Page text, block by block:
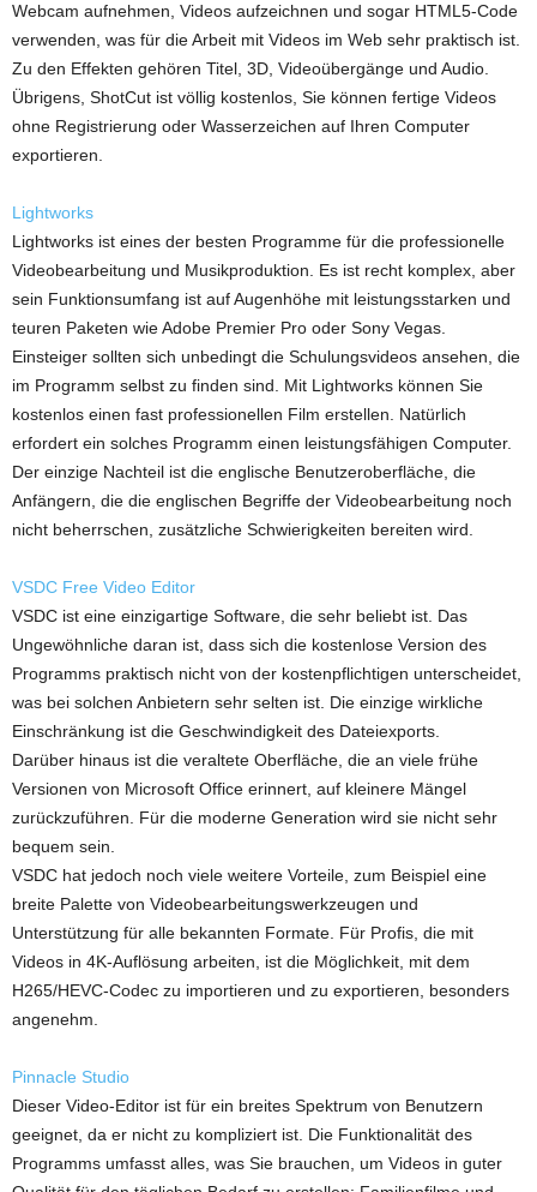
Webcam aufnehmen, Videos aufzeichnen und sogar HTML5-Code
verwenden, was für die Arbeit mit Videos im Web sehr praktisch ist.
Zu den Effekten gehören Titel, 3D, Videoübergänge und Audio.
Übrigens, ShotCut ist völlig kostenlos, Sie können fertige Videos
ohne Registrierung oder Wasserzeichen auf Ihren Computer
exportieren.
Lightworks
Lightworks ist eines der besten Programme für die professionelle
Videobearbeitung und Musikproduktion. Es ist recht komplex, aber
sein Funktionsumfang ist auf Augenhöhe mit leistungsstarken und
teuren Paketen wie Adobe Premier Pro oder Sony Vegas.
Einsteiger sollten sich unbedingt die Schulungsvideos ansehen, die
im Programm selbst zu finden sind. Mit Lightworks können Sie
kostenlos einen fast professionellen Film erstellen. Natürlich
erfordert ein solches Programm einen leistungsfähigen Computer.
Der einzige Nachteil ist die englische Benutzeroberfläche, die
Anfängern, die die englischen Begriffe der Videobearbeitung noch
nicht beherrschen, zusätzliche Schwierigkeiten bereiten wird.
VSDC Free Video Editor
VSDC ist eine einzigartige Software, die sehr beliebt ist. Das
Ungewöhnliche daran ist, dass sich die kostenlose Version des
Programms praktisch nicht von der kostenpflichtigen unterscheidet,
was bei solchen Anbietern sehr selten ist. Die einzige wirkliche
Einschränkung ist die Geschwindigkeit des Dateiexports.
Darüber hinaus ist die veraltete Oberfläche, die an viele frühe
Versionen von Microsoft Office erinnert, auf kleinere Mängel
zurückzuführen. Für die moderne Generation wird sie nicht sehr
bequem sein.
VSDC hat jedoch noch viele weitere Vorteile, zum Beispiel eine
breite Palette von Videobearbeitungswerkzeugen und
Unterstützung für alle bekannten Formate. Für Profis, die mit
Videos in 4K-Auflösung arbeiten, ist die Möglichkeit, mit dem
H265/HEVC-Codec zu importieren und zu exportieren, besonders
angenehm.
Pinnacle Studio
Dieser Video-Editor ist für ein breites Spektrum von Benutzern
geeignet, da er nicht zu kompliziert ist. Die Funktionalität des
Programms umfasst alles, was Sie brauchen, um Videos in guter